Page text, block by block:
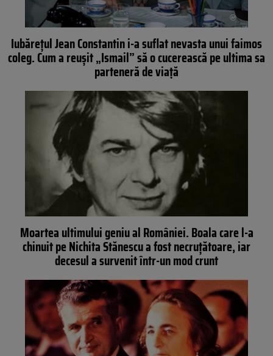
Iubărețul Jean Constantin i-a suflat nevasta unui faimos
coleg. Cum a reușit „Ismail” să o cucerească pe ultima sa
parteneră de viață
Moartea ultimului geniu al României. Boala care l-a
chinuit pe Nichita Stănescu a fost necruțătoare, iar
decesul a survenit într-un mod crunt